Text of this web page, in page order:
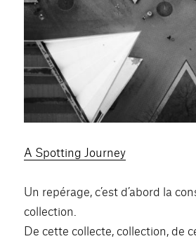
A Spotting Journey
Un repérage, c’est d’abord la
collection.
De cette collecte, collection, de